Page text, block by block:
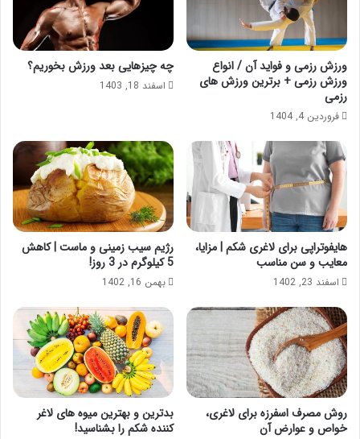
ورزش رزمی و فواید آن / انواع
ورزش رزمی + برترین ورزش های
رزمی
فروردین 4, 1404
چه چیزهایی بعد ورزش بخوریم؟
اسفند 18, 1403
هایفوتراپی برای لاغری شکم | مزایا،
معایب و سن مناسب
اسفند 23, 1402
رژیم سیب زمینی و ماست | کاهش
5 کیلوگرم در 3 روز!
بهمن 16, 1402
روش مصرف اسفرزه برای لاغری،
خواص و عوارض آن
بدترین و بهترین میوه های لاغر
کننده شکم را بشناسید!